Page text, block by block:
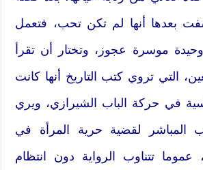
حب فاشلة،‮ ‬اكتشفت بعدها أنها لم تكن تحب،‮ ‬فتعمل
قارئة لدي سيدة وحيدة موسرة عجوز،‮ ‬وتختار أن تقرأ
عليها حياة قرة العين،‮ ‬التي تروي كتب التاريخ أنها كانت
من الأركان الأساسية في حركة الباب الشيرازي،‮ ‬ويري
المباشر لقضية حرية المرأة في
الشرق الإسلامي،‮ ‬عموما تتناوب الرواية دون انتظام